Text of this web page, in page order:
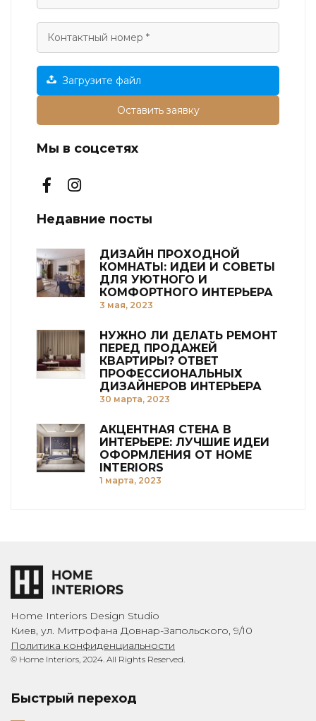
Загрузите файл
Оставить заявку
Мы в соцсетях
Недавние посты
ДИЗАЙН ПРОХОДНОЙ
КОМНАТЫ: ИДЕИ И СОВЕТЫ
ДЛЯ УЮТНОГО И
КОМФОРТНОГО ИНТЕРЬЕРА
3 мая, 2023
НУЖНО ЛИ ДЕЛАТЬ РЕМОНТ
ПЕРЕД ПРОДАЖЕЙ
КВАРТИРЫ? ОТВЕТ
ПРОФЕССИОНАЛЬНЫХ
ДИЗАЙНЕРОВ ИНТЕРЬЕРА
30 марта, 2023
АКЦЕНТНАЯ СТЕНА В
ИНТЕРЬЕРЕ: ЛУЧШИЕ ИДЕИ
ОФОРМЛЕНИЯ ОТ HOME
INTERIORS
1 марта, 2023
Home Interiors Design Studio
Киев, ул. Митрофана Довнар-Запольского, 9/10
Политика конфиденциальности
© Home Interiors, 2024. All Rights Reserved.
Быстрый переход